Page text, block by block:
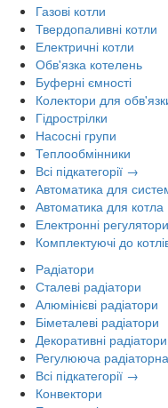
Газові котли
Твердопаливні котли
Електричні котли
Обв'язка котелень
Буферні ємності
Колектори для
Гідрострілки
Насосні групи
Теплообмінники
Всі підкатегорії →
Автоматика для
Автоматика для котла
Електронні
Комплектуючі до
Радіатори
Сталеві радіатори
Алюмінієві радіатори
Біметалеві радіатори
Декоративні радіатори
Регулююча
Всі підкатегорії →
Конвектори